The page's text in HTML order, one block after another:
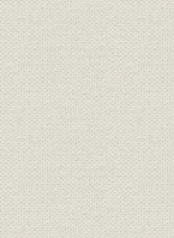
1907(明治
年度